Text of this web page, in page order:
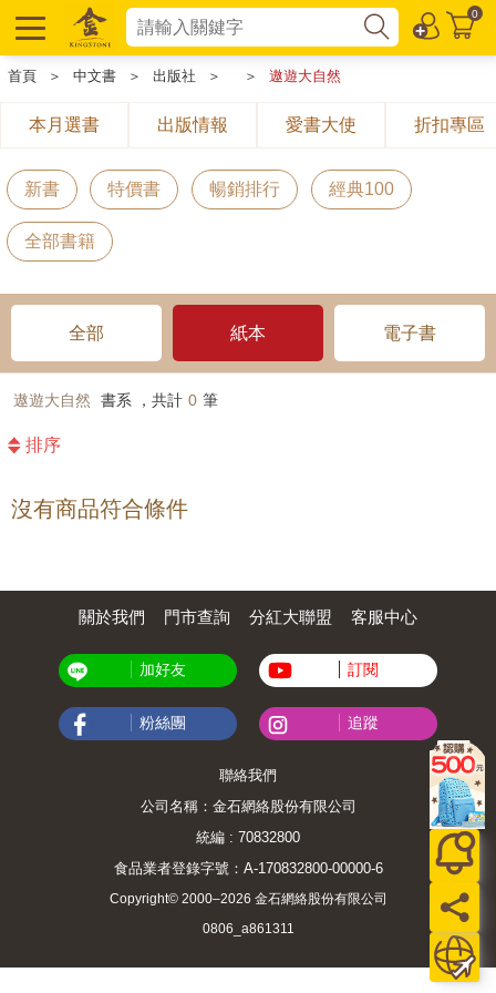
0
首頁 ＞ 中文書 ＞ 出版社 ＞ ＞ 遨遊大自然
本月選書 出版情報 愛書大使 折扣專區
新書 特價書 暢銷排行 經典100
全部書籍
全部 紙本 電子書
遨遊大自然 書系 ，共計 0 筆
排序
沒有商品符合條件
關於我們 門市查詢 分紅大聯盟 客服中心
加好友 訂閱
粉絲團 追蹤
聯絡我們
公司名稱：金石網絡股份有限公司
統編 : 70832800
食品業者登錄字號：A-170832800-00000-6
Copyright© 2000–2026 金石網絡股份有限公司
0806_a861311